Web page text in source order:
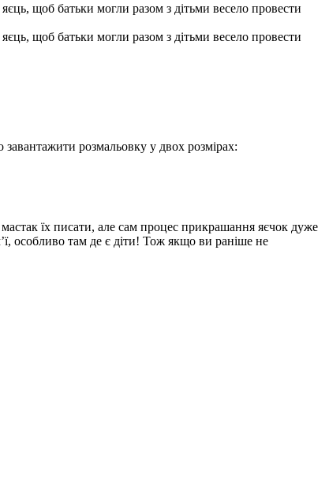
щоб батьки могли разом з дітьми весело провести
щоб батьки могли разом з дітьми весело провести
розмальовку у двох розмірах:
їх писати, але сам процес прикрашання яєчок дуже
особливо там де є діти! Тож якщо ви раніше не